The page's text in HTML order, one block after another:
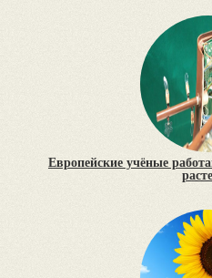
Европейские учёные